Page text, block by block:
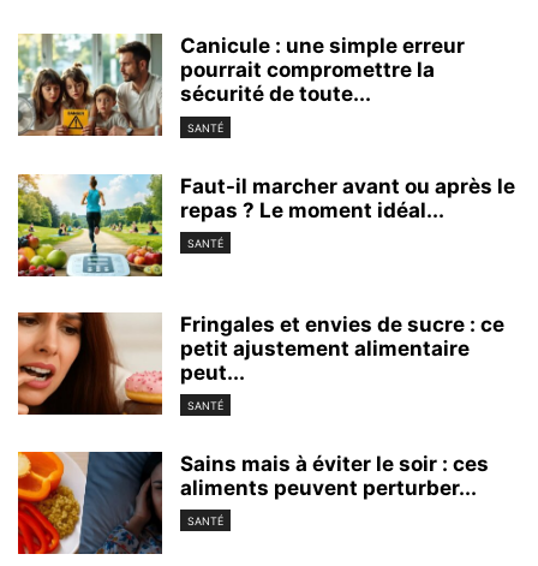
Canicule : une simple erreur
pourrait compromettre la
sécurité de toute...
SANTÉ
Faut-il marcher avant ou après le
repas ? Le moment idéal...
SANTÉ
Fringales et envies de sucre : ce
petit ajustement alimentaire
peut...
SANTÉ
Sains mais à éviter le soir : ces
aliments peuvent perturber...
SANTÉ